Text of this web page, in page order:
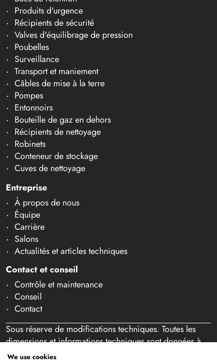
Produits d'urgence
Récipients de sécurité
Valves d'équilibrage de pression
Poubelles
Surveillance
Transport et maniement
Câbles de mise à la terre
Pompes
Entonnoirs
Bouteille de gaz en dehors
Récipients de nettoyage
Robinets
Conteneur de stockage
Cuves de nettoyage
Entreprise
À propos de nous
Équipe
Carrière
Salons
Actualités et articles techniques
Contact et conseil
Contrôle et maintenance
Conseil
Contact
Sous réserve de modifications techniques. Toutes les
dimensions et informations techniques sont données à
titre indicatif. Sous réserve d'erreurs et de fautes de
We use cookies